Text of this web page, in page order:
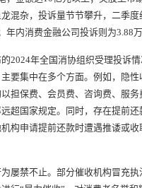
混杂，投诉量节节攀升，二季度
年内消费金融公司投诉则为3.88万
年全国消协组织受理投诉情
要集中在多个方面。例如，隐
担保费、会员费、咨询费、服务
超国家规定。同时，存在提前还
构申请提前还款时遭遇推诿或收
禁不止。部分催收机构冒充执